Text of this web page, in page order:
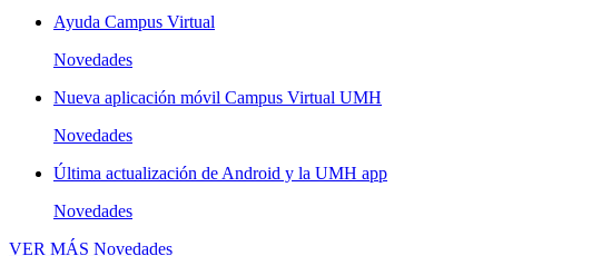
Ayuda Campus Virtual
Novedades
Nueva aplicación móvil Campus Virtual UMH
Novedades
Última actualización de Android y la UMH app
Novedades
VER MÁS Novedades